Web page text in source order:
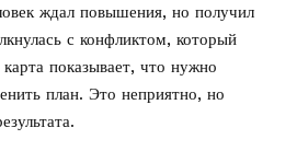
ждал повышения, но получил
с конфликтом, который
показывает, что нужно
план. Это неприятно, но